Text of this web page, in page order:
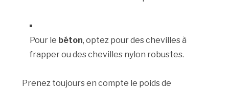
Pour le béton, optez pour des chevilles à
frapper ou des chevilles nylon robustes.
Prenez toujours en compte le poids de